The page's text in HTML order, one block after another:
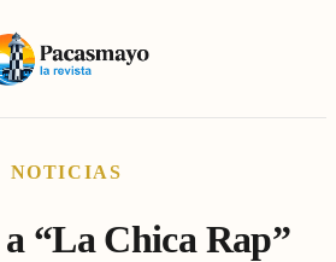
NOTICIAS
“La Chica Rap”